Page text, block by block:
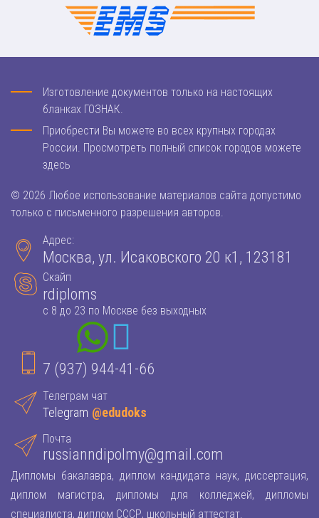
Изготовление документов только на настоящих
бланках ГОЗНАК.
Приобрести Вы можете во всех крупных городах
России. Просмотреть полный список городов можете
здесь
© 2026 Любое использование материалов сайта допустимо
только с письменного разрешения авторов.
Адрес:
Москва, ул. Исаковского 20 к1, 123181
Скайп
rdiploms
с 8 до 23 по Москве без выходных
7 (937) 944-41-66
Телеграм чат
Telegram @edudoks
Почта
russianndipolmy@gmail.com
Дипломы бакалавра, диплом кандидата наук, диссертация,
диплом магистра, дипломы для колледжей, дипломы
специалиста, диплом СССР, школьный аттестат.